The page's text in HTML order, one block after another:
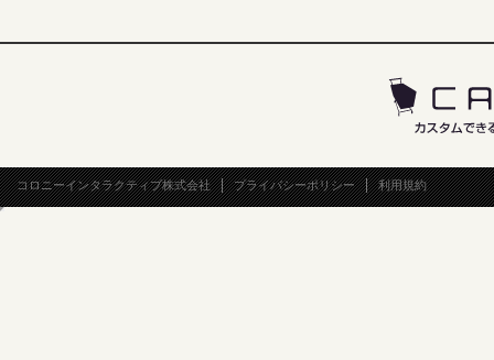
コロニーインタラクティブ株式会社 プライバシーポリシー 利用規約